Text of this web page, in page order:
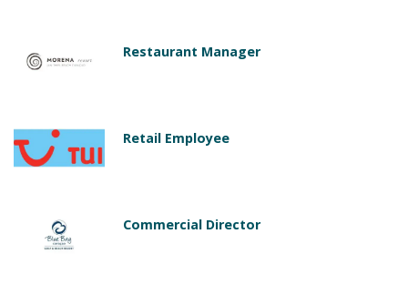
Restaurant Manager
Retail Employee
Commercial Director